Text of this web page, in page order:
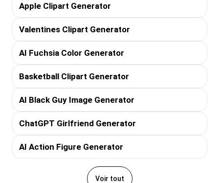
Apple Clipart Generator
Valentines Clipart Generator
AI Fuchsia Color Generator
Basketball Clipart Generator
AI Black Guy Image Generator
ChatGPT Girlfriend Generator
AI Action Figure Generator
Voir tout